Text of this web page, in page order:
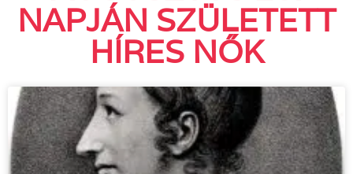
NAPJÁN SZÜLETETT
HÍRES NŐK